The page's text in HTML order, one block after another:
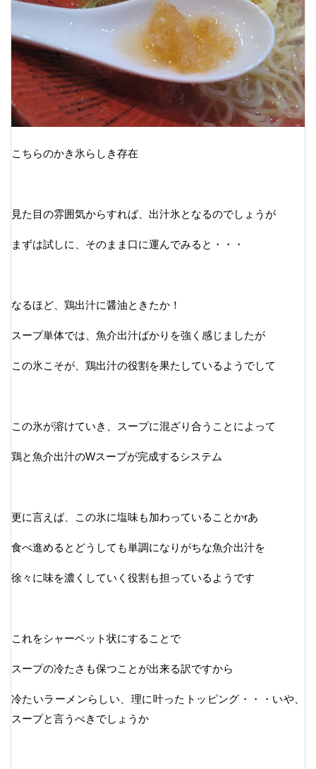
こちらのかき氷らしき存在
見た目の雰囲気からすれば、出汁氷となるのでしょうが
まずは試しに、そのまま口に運んでみると・・・
なるほど、鶏出汁に醤油ときたか！
スープ単体では、魚介出汁ばかりを強く感じましたが
この氷こそが、鶏出汁の役割を果たしているようでして
この氷が溶けていき、スープに混ざり合うことによって
鶏と魚介出汁のWスープが完成するシステム
更に言えば、この氷に塩味も加わっていることかrあ
食べ進めるとどうしても単調になりがちな魚介出汁を
徐々に味を濃くしていく役割も担っているようです
これをシャーベット状にすることで
スープの冷たさも保つことが出来る訳ですから
冷たいラーメンらしい、理に叶ったトッピング・・・いや、
スープと言うべきでしょうか